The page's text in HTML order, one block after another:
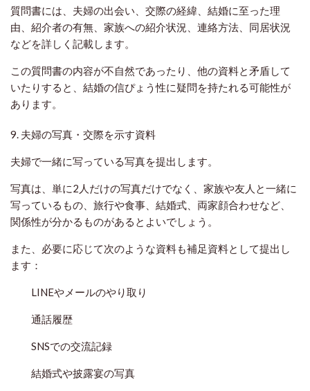
質問書には、夫婦の出会い、交際の経緯、結婚に至った理
由、紹介者の有無、家族への紹介状況、連絡方法、同居状況
などを詳しく記載します。
この質問書の内容が不自然であったり、他の資料と矛盾して
いたりすると、結婚の信ぴょう性に疑問を持たれる可能性が
あります。
9. 夫婦の写真・交際を示す資料
夫婦で一緒に写っている写真を提出します。
写真は、単に2人だけの写真だけでなく、家族や友人と一緒に
写っているもの、旅行や食事、結婚式、両家顔合わせなど、
関係性が分かるものがあるとよいでしょう。
また、必要に応じて次のような資料も補足資料として提出し
ます：
LINEやメールのやり取り
通話履歴
SNSでの交流記録
結婚式や披露宴の写真